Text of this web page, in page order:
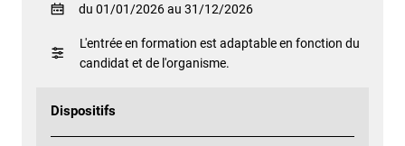
du 01/01/2026 au 31/12/2026
L'entrée en formation est adaptable en fonction du
candidat et de l'organisme.
Dispositifs